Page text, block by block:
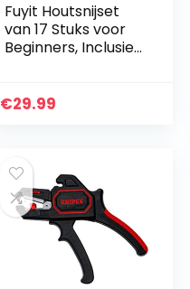
Fuyit Houtsnijset
van 17 Stuks voor
Beginners, Inclusief
Schilmes, Kerfmes,
€29.99